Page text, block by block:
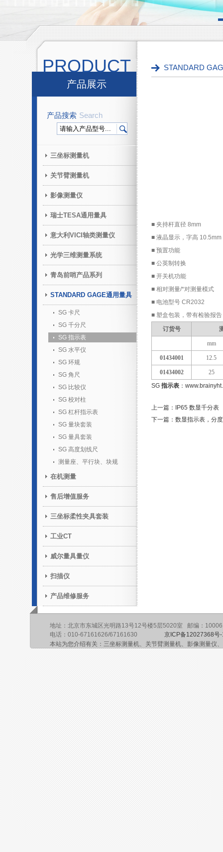
PRODUCT
产品展示
产品搜索 Search
三坐标测量机
关节臂测量机
影像测量仪
瑞士TESA通用量具
意大利VICI轴类测量仪
光学三维测量系统
青岛前哨产品系列
STANDARD GAGE通用量具
SG 卡尺
SG 千分尺
SG 指示表
SG 水平仪
SG 环规
SG 角尺
SG 比较仪
SG 校对柱
SG 杠杆指示表
SG 量块套装
SG 量具套装
SG 高度划线尺
测量座、平行块、块规
在机测量
售后增值服务
三坐标柔性夹具套装
工业CT
威尔量具量仪
扫描仪
产品维修服务
STANDARD
■ 夹持杆直径 8mm
■ 液晶显示，字高 10.5mm
■ 预置功能
■ 公英制转换
■ 开关机功能
■ 相对测量/*对测量模式
■ 电池型号 CR2032
■ 塑盒包装，带有检验报告
订货号
mm
01434001 12.5
01434002
25
SG 指示表 ：
上一篇：IP65 数显千分表
下一篇：数显指示表，分
地址：北京市东城区光明路13号12号楼5层5020室 邮编：
电话：010-67161626/67161630 京ICP备12027368号
本站为您介绍有关：三坐标测量机、关节臂测量机、影像测量仪